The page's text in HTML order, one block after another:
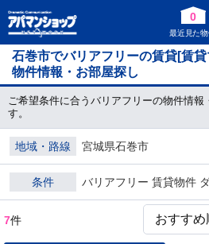
0
最近見た
石巻市でバリアフリーの賃貸[賃
物件情報・お部屋探し
ご希望条件に合うバリアフリーの物件情報
す。
地域・路線 宮城県石巻市
条件 バリアフリー 賃貸物件
7件